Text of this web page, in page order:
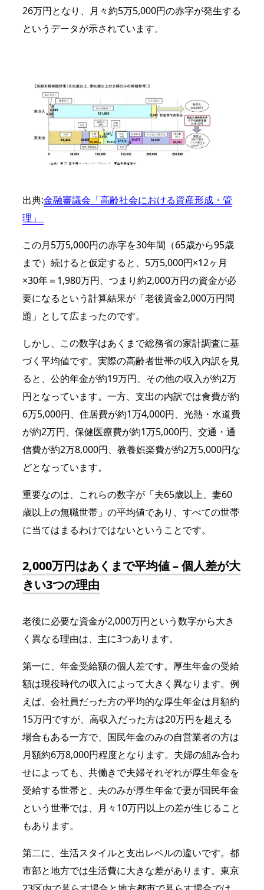
26万円となり、月々約5万5,000円の赤字が発生する
というデータが示されています。
出典:金融審議会「高齢社会における資産形成・管
理」
この月5万5,000円の赤字を30年間（65歳から95歳
まで）続けると仮定すると、5万5,000円×12ヶ月
×30年＝1,980万円、つまり約2,000万円の資金が必
要になるという計算結果が「老後資金2,000万円問
題」として広まったのです。
しかし、この数字はあくまで総務省の家計調査に基
づく平均値です。実際の高齢者世帯の収入内訳を見
ると、公的年金が約19万円、その他の収入が約2万
円となっています。一方、支出の内訳では食費が約
6万5,000円、住居費が約1万4,000円、光熱・水道費
が約2万円、保健医療費が約1万5,000円、交通・通
信費が約2万8,000円、教養娯楽費が約2万5,000円な
どとなっています。
重要なのは、これらの数字が「夫65歳以上、妻60
歳以上の無職世帯」の平均値であり、すべての世帯
に当てはまるわけではないということです。
2,000万円はあくまで平均値 – 個人差が大
きい3つの理由
老後に必要な資金が2,000万円という数字から大き
く異なる理由は、主に3つあります。
第一に、年金受給額の個人差です。厚生年金の受給
額は現役時代の収入によって大きく異なります。例
えば、会社員だった方の平均的な厚生年金は月額約
15万円ですが、高収入だった方は20万円を超える
場合もある一方で、国民年金のみの自営業者の方は
月額約6万8,000円程度となります。夫婦の組み合わ
せによっても、共働きで夫婦それぞれが厚生年金を
受給する世帯と、夫のみが厚生年金で妻が国民年金
という世帯では、月々10万円以上の差が生じること
もあります。
第二に、生活スタイルと支出レベルの違いです。都
市部と地方では生活費に大きな差があります。東京